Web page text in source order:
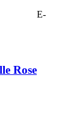
Rose
E-